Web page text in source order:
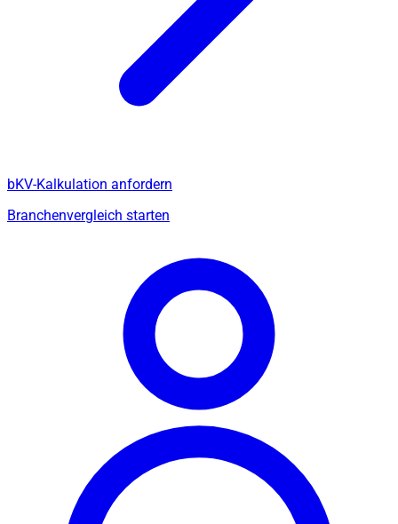
bKV-Kalkulation anfordern
Branchenvergleich starten